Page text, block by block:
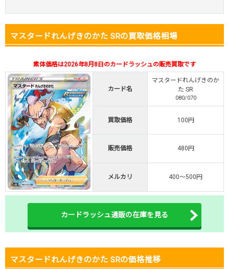
オリパスタジアム
・atone・ペイディ対応！
・新規登録で6種類アド確解禁
オリパスタジアム公式はこちら ＞
オリくじ
・新規登録で無料100連できる！
・初回購入は500coinが50円
TVCM記念！激熱イベント開催中
オリくじ公式はこちら ＞
TORAオリパ
・リリース1周年イベント開催中！
・新規登録で最大90%OFF
初回登録で4種類アド確解放
TORAオリパ公式はこちら ＞
マスタードれんげきのかた SRの買取価格相場
素体価格は2026年8月8日のカードラッシュの販売買取です
カード名
マスタードれんげきのか
た SR
080/070
買取価格 100円
販売価格 480円
メルカリ 400～500円
カードラッシュ通販の在庫を見る
マスタードれんげきのかた SRの価格推移